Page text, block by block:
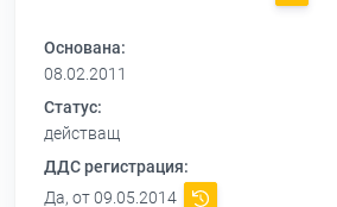
Основана:
08.02.2011
Статус:
действащ
ДДС регистрация:
Да, от 09.05.2014